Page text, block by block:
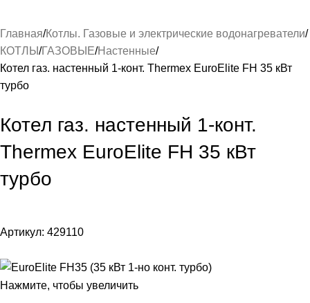
Главная Котлы. Газовые и электрические водонагреватели
КОТЛЫ ГАЗОВЫЕ Настенные
Котел газ. настенный 1-конт. Thermex EuroElite FH 35 кВт
турбо
Котел газ. настенный 1-конт.
Thermex EuroElite FH 35 кВт
турбо
Артикул: 429110
Нажмите, чтобы увеличить